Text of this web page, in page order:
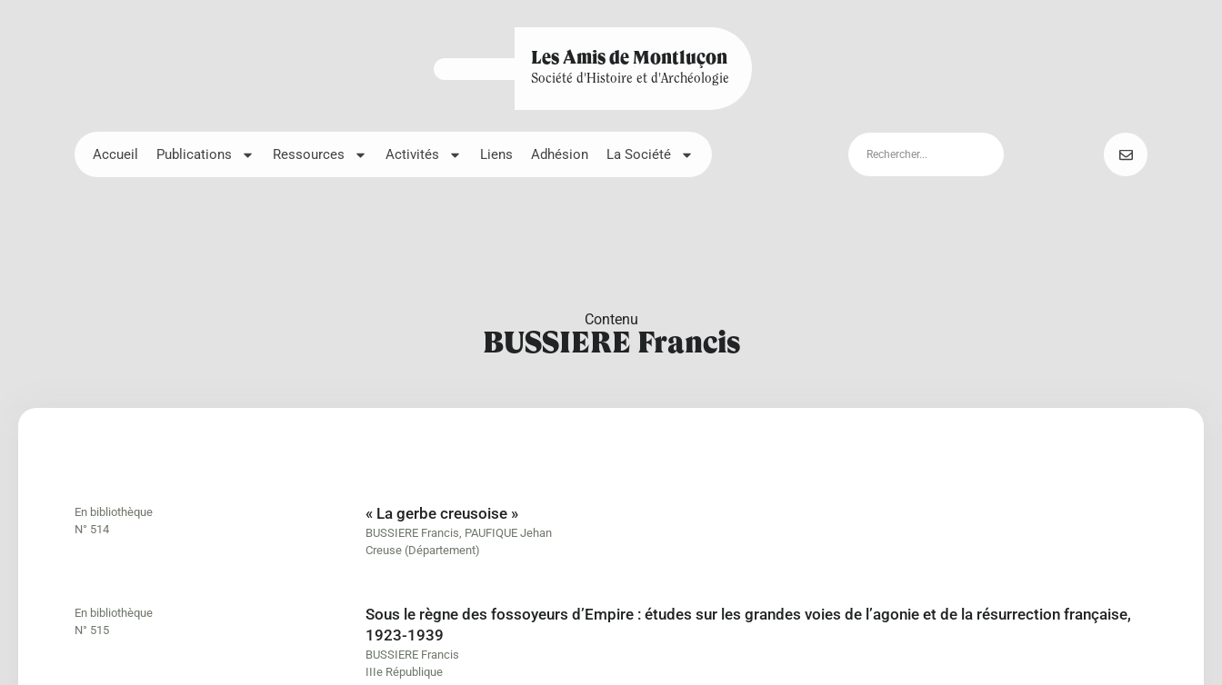
Les Amis de Montluçon
Société d'Histoire et d'Archéologie
Accueil Publications Ressources Activités Liens Adhésion La Société
Contenu
BUSSIERE Francis
En bibliothèque
N° 514
« La gerbe creusoise »
BUSSIERE Francis, PAUFIQUE Jehan
Creuse (Département)
En bibliothèque
N° 515
Sous le règne des fossoyeurs d’Empire : études sur les grandes voies de l’agonie et de la résurrection française,
1923-1939
BUSSIERE Francis
IIIe République